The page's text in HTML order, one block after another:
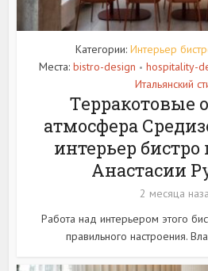
Категории: Интерьер
Места: bistro-design • hospitality-
Итальянский
Терракотовые
атмосфера
интерьер бистро
Анастасии
2 месяца
Работа над интерьером этого
правильного настроения.